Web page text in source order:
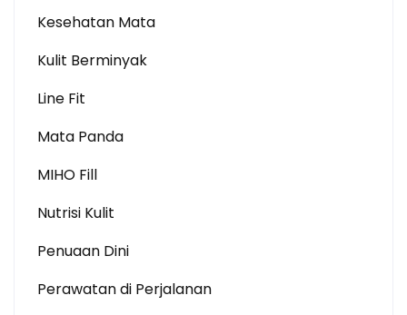
Kesehatan Mata
Kulit Berminyak
Line Fit
Mata Panda
MIHO Fill
Nutrisi Kulit
Penuaan Dini
Perawatan di Perjalanan